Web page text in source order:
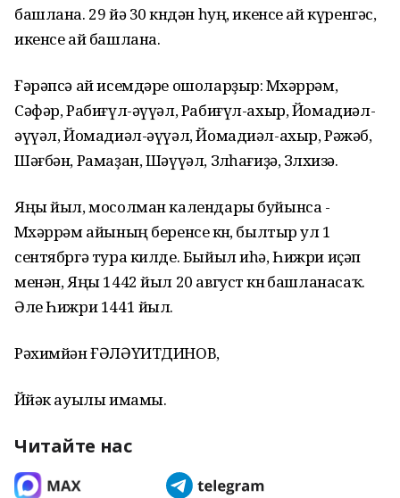
башлана. 29 йә 30 кѳндән һуң, икенсе ай күренгәс,
икенсе ай башлана.
Ғәрәпсә ай исемдәре ошоларҙыр: Мѳхәррәм,
Сәфәр, Рабиғүл-әүүәл, Рабиғүл-ахыр, Йомадиәл-
әүүәл, Йомадиәл-әүүәл, Йомадиәл-ахыр, Рәжәб,
Шәғбән, Рамаҙан, Шәүүәл, Зѳлһағиҙә, Зѳлхизә.
Яңы йыл, мосолман календары буйынса -
Мѳхәррәм айының беренсе кѳнѳ, былтыр ул 1
сентябргә тура килде. Быйыл иһә, Һижри иҫәп
менән, Яңы 1442 йыл 20 август кѳнѳ башланасаҡ.
Әле Һижри 1441 йыл.
Рәхимйән ҒӘЛӘҮИТДИНОВ,
Йѳйәк ауылы имамы.
Читайте нас